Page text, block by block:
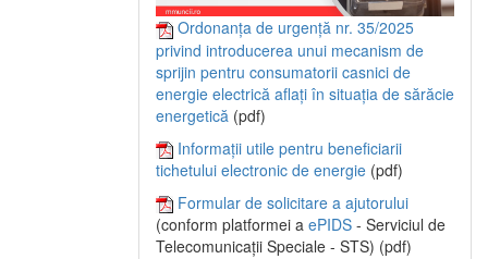
Ordonanța de urgență nr. 35/2025
privind introducerea unui mecanism de
sprijin pentru consumatorii casnici de
energie electrică aflați în situația de sărăcie
energetică (pdf)
Informații utile pentru beneficiarii
tichetului electronic de energie (pdf)
Formular de solicitare a ajutorului
(conform platformei a ePIDS - Serviciul de
Telecomunicații Speciale - STS) (pdf)